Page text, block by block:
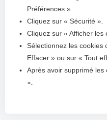
Préférences ».
Cliquez sur « Sécurité ».
Cliquez sur « Afficher les
Sélectionnez les cookies
Effacer » ou sur « Tout
Après avoir supprimé les
».